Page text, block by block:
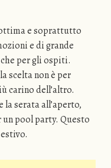
e soprattutto
e di grande
per gli ospiti.
scelta non è per
carino dell’altro.
la serata all’aperto,
pool party. Questo